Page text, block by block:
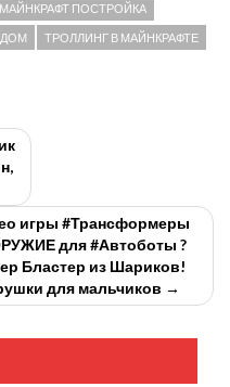
МАЙНКРАФТ ПОСТРОЙКА
ТРОЛЛИНГ В МАЙНКРАФТЕ
игры #Трансформеры
для #Автоботы ?
Бластер из Шариков!
для мальчиков →